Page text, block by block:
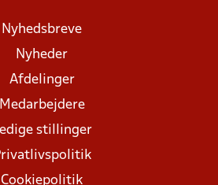
Nyhedsbreve
Nyheder
Afdelinger
Medarbejdere
stillinger
Cookiepolitik